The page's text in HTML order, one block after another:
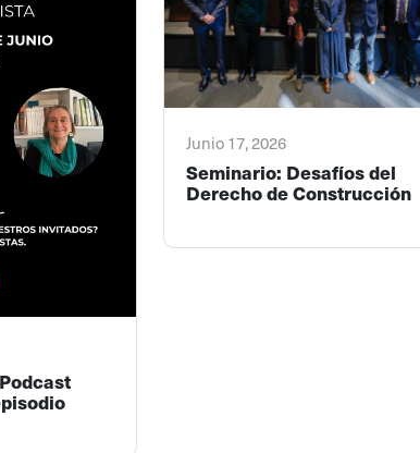
Junio 17, 2026
Seminario: Desafíos del
Derecho de Construcción